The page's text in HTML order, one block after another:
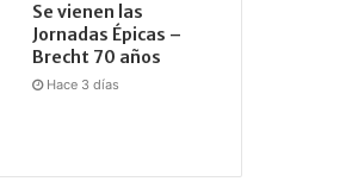
Se vienen las
Jornadas Épicas –
Brecht 70 años
Hace 3 días